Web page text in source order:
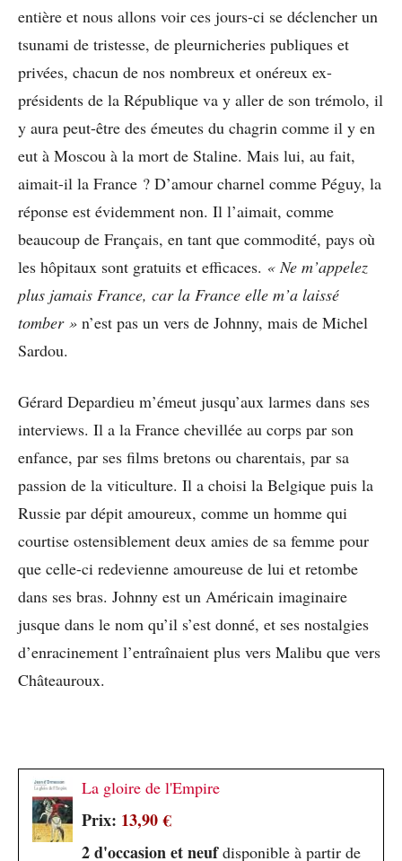
entière et nous allons voir ces jours-ci se déclencher un
tsunami de tristesse, de pleurnicheries publiques et
privées, chacun de nos nombreux et onéreux ex-
présidents de la République va y aller de son trémolo, il
y aura peut-être des émeutes du chagrin comme il y en
eut à Moscou à la mort de Staline. Mais lui, au fait,
aimait-il la France ? D’amour charnel comme Péguy, la
réponse est évidemment non. Il l’aimait, comme
beaucoup de Français, en tant que commodité, pays où
les hôpitaux sont gratuits et efficaces. « Ne m’appelez
plus jamais France, car la France elle m’a laissé
tomber » n’est pas un vers de Johnny, mais de Michel
Sardou.
Gérard Depardieu m’émeut jusqu’aux larmes dans ses
interviews. Il a la France chevillée au corps par son
enfance, par ses films bretons ou charentais, par sa
passion de la viticulture. Il a choisi la Belgique puis la
Russie par dépit amoureux, comme un homme qui
courtise ostensiblement deux amies de sa femme pour
que celle-ci redevienne amoureuse de lui et retombe
dans ses bras. Johnny est un Américain imaginaire
jusque dans le nom qu’il s’est donné, et ses nostalgies
d’enracinement l’entraînaient plus vers Malibu que vers
Châteauroux.
La gloire de l'Empire
Prix: 13,90 €
2 d'occasion et neufdisponible à partir de